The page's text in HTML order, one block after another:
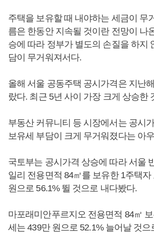
주택을 보유할 때 내야하는 세금이 무
름은 한동안 지속될 것이란 전망이 나
승에 따라 정부가 별도의 손질을 하지
담이 무거워져서다.
올해 서울 공동주택 공시가격은 지난
랐다. 최근 5년 사이 가장 크게 상승한
부동산 커뮤니티 등 시장에서는 공시
보유세 부담이 크게 무거워졌다는 아
국토부는 공시가격 상승에 따라 서울
일리 전용면적 84㎡를 보유한 1주택자
원으로 56.1% 뛸 것으로 내다봤다.
마포래미안푸르지오 전용면적 84㎡
세는 439만 원으로 52.1% 늘어날 것으